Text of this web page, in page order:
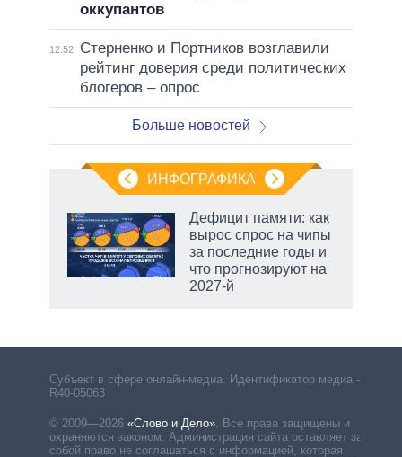
оккупантов
12:52
Стерненко и Портников возглавили
рейтинг доверия среди политических
блогеров – опрос
Больше новостей
ИНФОГРАФИКА
Дефицит памяти: как
вырос спрос на чипы
за последние годы и
что прогнозируют на
2027-й
Субъект в сфере онлайн-медиа. Идентификатор медиа –
R40-05063
© 2009—2026 «Слово и Дело». Все права защищены и
охраняются законом. Администрация сайта оставляет за
собой право не соглашаться с информацией, которая